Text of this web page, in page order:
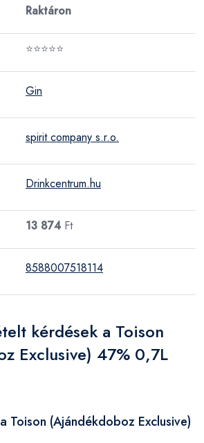
Raktáron
⭐⭐⭐⭐⭐
Gin
spirit company s.r.o.
Drinkcentrum.hu
13 874Ft
8588007518114
kérdések a Toison
Exclusive) 47% 0,7L
Toison (Ajándékdoboz Exclusive)